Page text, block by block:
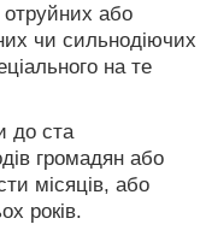
або
чи сильнодіючих
на те
до ста
громадян або
місяців, або
років.